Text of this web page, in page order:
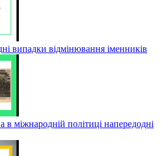
випадки відмінювання іменників
в міжнародній політиці напередодні